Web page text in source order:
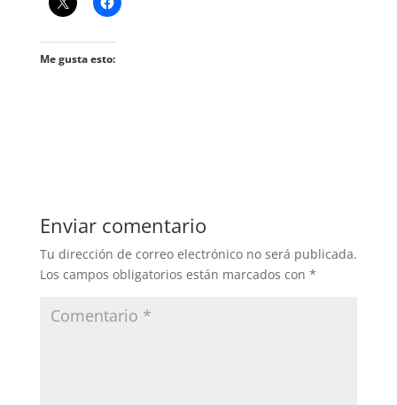
Me gusta esto:
Enviar comentario
Tu dirección de correo electrónico no será publicada.
Los campos obligatorios están marcados con *